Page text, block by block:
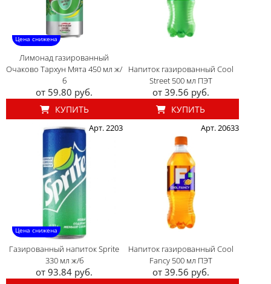
Цена снижена
Лимонад газированный
Очаково Тархун Мята 450 мл ж/
б
от 59.80 руб.
КУПИТЬ
Напиток газированный Cool
Street 500 мл ПЭТ
от 39.56 руб.
КУПИТЬ
Цена снижена
Арт. 2203
Газированный напиток Sprite
330 мл ж/б
от 93.84 руб.
Арт. 20633
Напиток газированный Cool
Fancy 500 мл ПЭТ
от 39.56 руб.